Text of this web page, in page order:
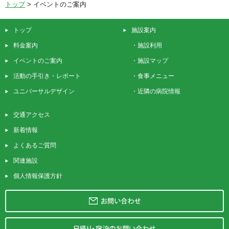
トップ> イベントのご案内
トップ
料金案内
イベントのご案内
活動の手引き・レポート
ユニバーサルデザイン
施設案内
・施設利用
・施設マップ
・食事メニュー
・近隣の病院情報
交通アクセス
新着情報
よくあるご質問
関連施設
個人情報保護方針